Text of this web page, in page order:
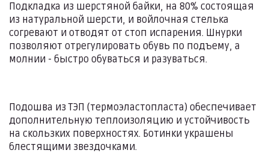
Подкладка из шерстяной байки, на 80% состоящая
из натуральной шерсти, и войлочная стелька
согревают и отводят от стоп испарения. Шнурки
позволяют отрегулировать обувь по подъему, а
молнии - быстро обуваться и разуваться.
Подошва из ТЭП (термоэластопласта) обеспечивает
дополнительную теплоизоляцию и устойчивость
на скользких поверхностях. Ботинки украшены
блестящими звездочками.